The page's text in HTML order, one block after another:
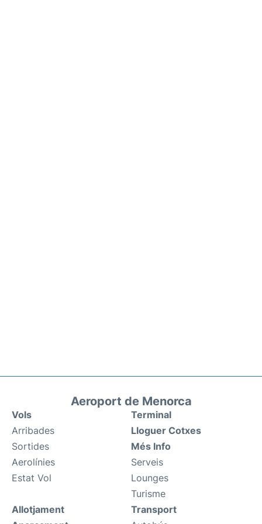
Aeroport de Menorca
Vols
Arribades
Sortides
Aerolínies
Estat Vol
Terminal
Lloguer Cotxes
Més Info
Serveis
Lounges
Turisme
Allotjament
Transport